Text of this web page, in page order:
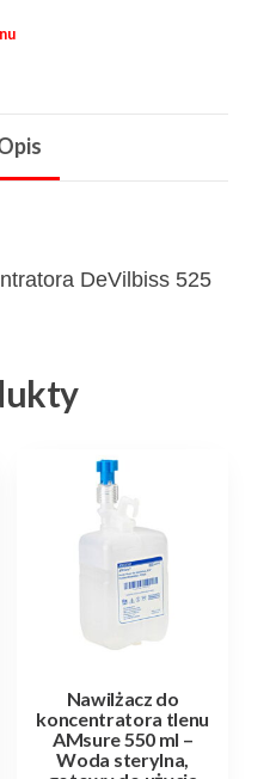
DeVilbiss 525
Nawilżacz do
koncentratora tlenu
AMsure 550 ml –
Woda sterylna,